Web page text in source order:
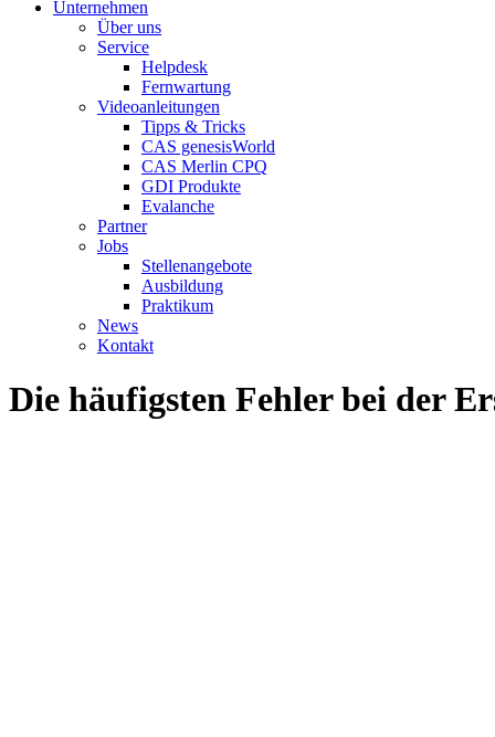
Unternehmen
Über uns
Service
Helpdesk
Fernwartung
Videoanleitungen
Tipps & Tricks
CAS genesisWorld
CAS Merlin CPQ
GDI Produkte
Evalanche
Partner
Jobs
Stellenangebote
Ausbildung
Praktikum
News
Kontakt
Die häufigsten Fehler bei der